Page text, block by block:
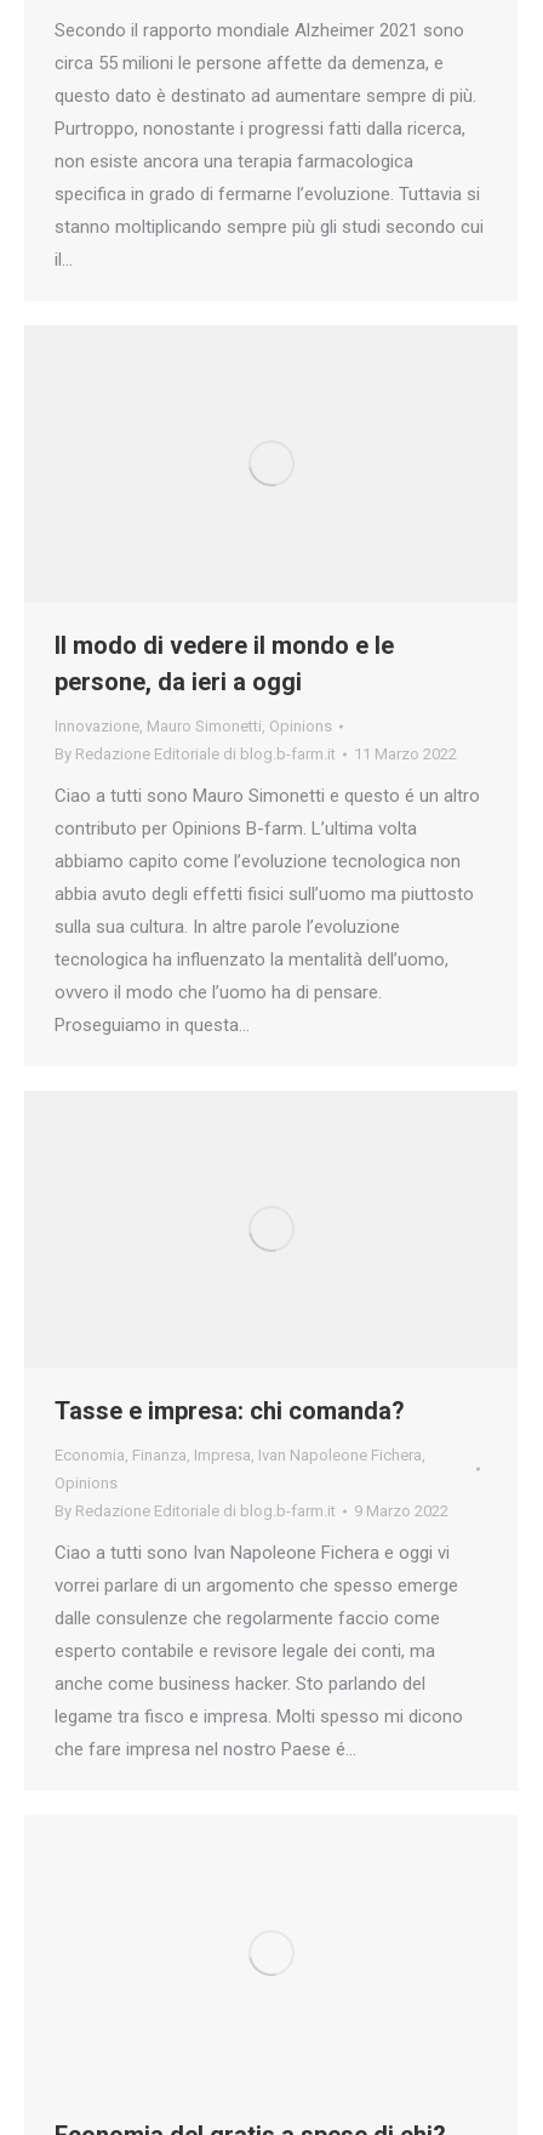
Secondo il rapporto mondiale Alzheimer 2021 sono
circa 55 milioni le persone affette da demenza, e
questo dato è destinato ad aumentare sempre di più.
Purtroppo, nonostante i progressi fatti dalla ricerca,
non esiste ancora una terapia farmacologica
specifica in grado di fermarne l’evoluzione. Tuttavia si
stanno moltiplicando sempre più gli studi secondo cui
il…
Il modo di vedere il mondo e le
persone, da ieri a oggi
Innovazione, Mauro Simonetti, Opinions
By Redazione Editoriale di blog.b-farm.it 11 Marzo 2022
Ciao a tutti sono Mauro Simonetti e questo é un altro
contributo per Opinions B-farm. L’ultima volta
abbiamo capito come l’evoluzione tecnologica non
abbia avuto degli effetti fisici sull’uomo ma piuttosto
sulla sua cultura. In altre parole l’evoluzione
tecnologica ha influenzato la mentalità dell’uomo,
ovvero il modo che l’uomo ha di pensare.
Proseguiamo in questa…
Tasse e impresa: chi comanda?
Economia, Finanza, Impresa, Ivan Napoleone Fichera,
Opinions
By Redazione Editoriale di blog.b-farm.it 9 Marzo 2022
Ciao a tutti sono Ivan Napoleone Fichera e oggi vi
vorrei parlare di un argomento che spesso emerge
dalle consulenze che regolarmente faccio come
esperto contabile e revisore legale dei conti, ma
anche come business hacker. Sto parlando del
legame tra fisco e impresa. Molti spesso mi dicono
che fare impresa nel nostro Paese é…